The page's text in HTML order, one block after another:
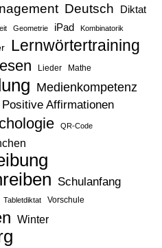
Deutsch
Diktat
Geometrie iPad Kombinatorik
Lernwörtertraining
Lieder Mathe
Medienkompetenz
Positive Affirmationen
QR-Code
Schulanfang
Tabletdiktat Vorschule
Winter